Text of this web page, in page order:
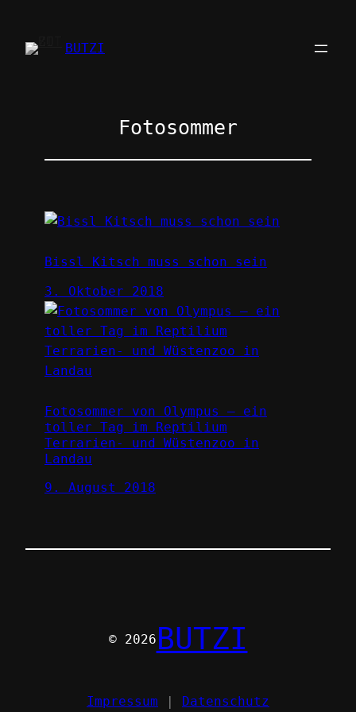
springenBUTZI
Fotosommer
Bissl Kitsch muss schon sein
3. Oktober 2018
Fotosommer von Olympus – ein
toller Tag im Reptilium
Terrarien- und Wüstenzoo in
Landau
9. August 2018
© 2026 BUTZI
Impressum | Datenschutz